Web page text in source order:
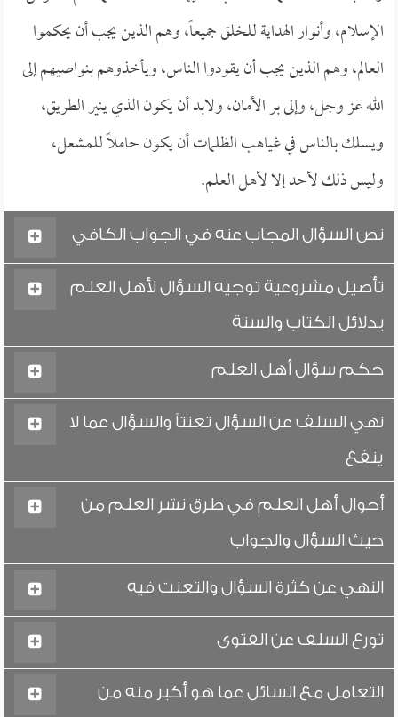
الإسلام، وأنوار الهداية للخلق جميعاً، وهم الذين يجب أن يحكموا
العالم، وهم الذين يجب أن يقودوا الناس، ويأخذوهم بنواصيهم إلى
الله عز وجل، وإلى بر الأمان، ولابد أن يكون الذي ينير الطريق،
ويسلك بالناس في غياهب الظلمات أن يكون حاملاً للمشعل،
وليس ذلك لأحد إلا لأهل العلم.
نص السؤال المجاب عنه في الجواب الكافي
تأصيل مشروعية توجيه السؤال لأهل العلم
بدلائل الكتاب والسنة
حكم سؤال أهل العلم
نهي السلف عن السؤال تعنتاً والسؤال عما لا
ينفع
أحوال أهل العلم في طرق نشر العلم من
حيث السؤال والجواب
النهي عن كثرة السؤال والتعنت فيه
تورع السلف عن الفتوى
التعامل مع السائل عما هو أكبر منه من